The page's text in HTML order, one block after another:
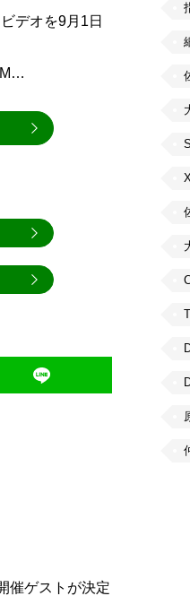
デオを9月1日
M…
催ゲストが決定